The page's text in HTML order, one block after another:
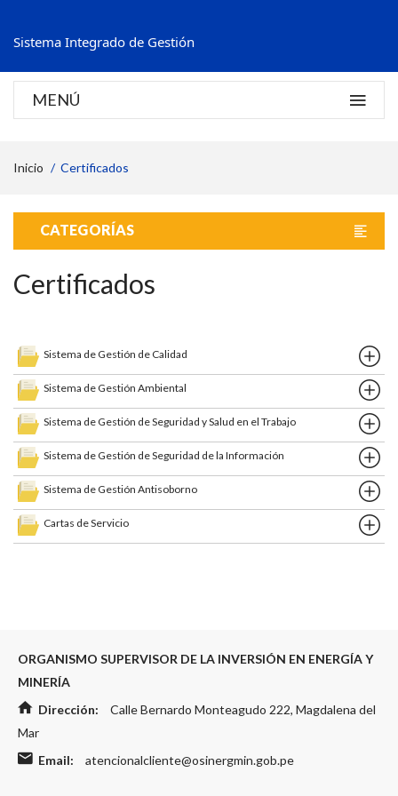
Sistema Integrado de Gestión
MENÚ
Inicio Certificados
CATEGORÍAS
Certificados
Sistema de Gestión de Calidad
Sistema de Gestión Ambiental
Sistema de Gestión de Seguridad y Salud en el Trabajo
Sistema de Gestión de Seguridad de la Información
Sistema de Gestión Antisoborno
Cartas de Servicio
ORGANISMO SUPERVISOR DE LA INVERSIÓN EN ENERGÍA Y
MINERÍA
Dirección:
Calle Bernardo Monteagudo 222, Magdalena del
Mar
Email:
atencionalcliente@osinergmin.gob.pe